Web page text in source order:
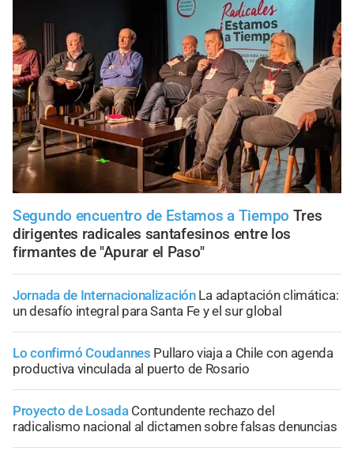
Segundo encuentro de Estamos a Tiempo Tres
dirigentes radicales santafesinos entre los
firmantes de "Apurar el Paso"
Jornada de Internacionalización La adaptación climática:
un desafío integral para Santa Fe y el sur global
Lo confirmó Coudannes Pullaro viaja a Chile con agenda
productiva vinculada al puerto de Rosario
Proyecto de Losada Contundente rechazo del
radicalismo nacional al dictamen sobre falsas denuncias